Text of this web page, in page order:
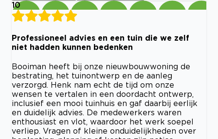
10
Professioneel advies en een tuin die we zelf
niet hadden kunnen bedenken
Booiman heeft bij onze nieuwbouwwoning de
bestrating, het tuinontwerp en de aanleg
verzorgd. Henk nam echt de tijd om onze
wensen te vertalen in een doordacht ontwerp,
inclusief een mooi tuinhuis en gaf daarbij eerlijk
en duidelijk advies. De medewerkers waren
enthousiast en vlot, waardoor het werk soepel
verliep. Vragen of kleine onduidelijkheden over